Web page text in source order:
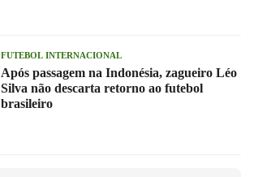
FUTEBOL INTERNACIONAL
Após passagem na Indonésia, zagueiro Léo
Silva não descarta retorno ao futebol
brasileiro